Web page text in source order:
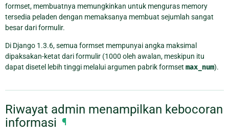
formset, membuatnya memungkinkan untuk menguras memory
tersedia peladen dengan memaksanya membuat sejumlah sangat
besar dari formulir.
Di Django 1.3.6, semua formset mempunyai angka maksimal
dipaksakan-ketat dari formulir (1000 oleh awalan, meskipun itu
dapat disetel lebih tinggi melalui argumen pabrik formset max_num).
Riwayat admin menampilkan kebocoran
informasi ¶